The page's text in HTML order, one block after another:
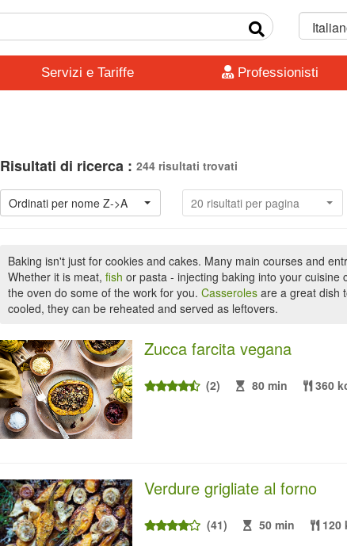
Servizi e Tariffe Professionisti
Risultati di ricerca : 244 risultati trovati
Ordinati per nome Z->A 20 risultati per pagina
Baking isn't just for cookies and cakes. Many main courses and
Whether it is meat, fish or pasta - injecting baking into your cuisine
the oven do some of the work for you. Casseroles are a great dish
cooled, they can be reheated and served as leftovers.
Zucca farcita vegana
(2) 80 min 360
Verdure grigliate al forno
(41) 50 min 120